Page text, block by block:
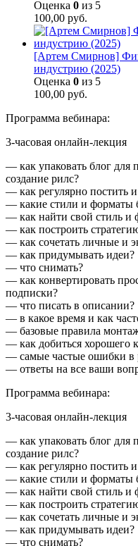
Оценка 0 из 5
100,00 руб.
[Артем Смирнов]
индустрию (2025)
Оценка 0 из 5
100,00 руб.
Программа вебинара:
3-часовая онлайн-лекция
— как упаковать блог для
создание рилс?
— как регулярно постить
— какие стили и форматы
— как найти свой стиль и
— как построить
— как сочетать личные и
— как придумывать идеи?
— что снимать?
— как конвертировать
подписки?
— что писать в описании?
— в какое время и как
— базовые правила
— как добиться хорошего
— самые частые ошибки в
— ответы на все ваши
Программа вебинара:
3-часовая онлайн-лекция
— как упаковать блог для
создание рилс?
— как регулярно постить
— какие стили и форматы
— как найти свой стиль и
— как построить
— как сочетать личные и
— как придумывать идеи?
— что снимать?